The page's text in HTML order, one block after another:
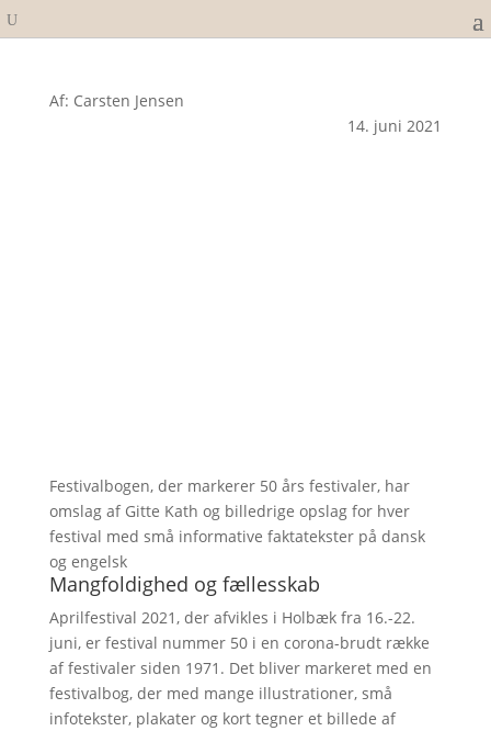
Af: Carsten Jensen
14. juni 2021
Festivalbogen, der markerer 50 års festivaler, har
omslag af Gitte Kath og billedrige opslag for hver
festival med små informative faktatekster på dansk
og engelsk
Mangfoldighed og fællesskab
Aprilfestival 2021, der afvikles i Holbæk fra 16.-22.
juni, er festival nummer 50 i en corona-brudt række
af festivaler siden 1971. Det bliver markeret med en
festivalbog, der med mange illustrationer, små
infotekster, plakater og kort tegner et billede af